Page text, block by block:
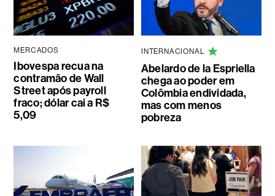
MERCADOS
Ibovespa recua na
contramão de Wall
Street após payroll
fraco; dólar cai a R$
5,09
INTERNACIONAL
Abelardo de la Espriella
chega ao poder em
Colômbia endividada,
mas com menos
pobreza